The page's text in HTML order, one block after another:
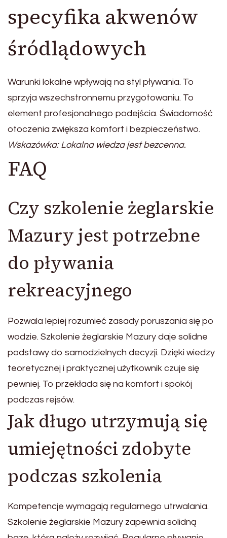
specyfika akwenów
śródlądowych
Warunki lokalne wpływają na styl pływania. To
sprzyja wszechstronnemu przygotowaniu. To
element profesjonalnego podejścia. Świadomość
otoczenia zwiększa komfort i bezpieczeństwo.
Wskazówka: Lokalna wiedza jest bezcenna.
FAQ
Czy szkolenie żeglarskie
Mazury jest potrzebne
do pływania
rekreacyjnego
Pozwala lepiej rozumieć zasady poruszania się po
wodzie. Szkolenie żeglarskie Mazury daje solidne
podstawy do samodzielnych decyzji. Dzięki wiedzy
teoretycznej i praktycznej użytkownik czuje się
pewniej. To przekłada się na komfort i spokój
podczas rejsów.
Jak długo utrzymują się
umiejętności zdobyte
podczas szkolenia
Kompetencje wymagają regularnego utrwalania.
Szkolenie żeglarskie Mazury zapewnia solidną